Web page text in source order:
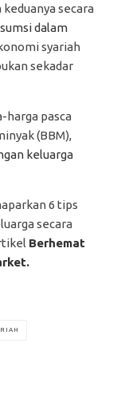
secara
dalam
syariah
sekadar
harga pasca
(BBM),
keluarga
6 tips
secara
Berhemat